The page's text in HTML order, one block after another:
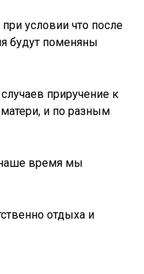
условии что после
будут поменяны
приручение к
и по разным
время мы
отдыха и